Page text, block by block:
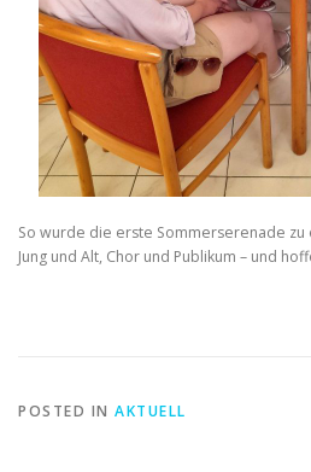
So wurde die erste Sommerserenade zu
Jung und Alt, Chor und Publikum – und
POSTED IN AKTUELL